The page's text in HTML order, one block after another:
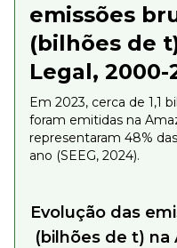
emissões
(bilhões de
Legal, 2000-
Em 2023, cerca de 1,1
foram emitidas na
representaram 48%
ano (SEEG, 2024).
Evolução das
(bilhões de t) na